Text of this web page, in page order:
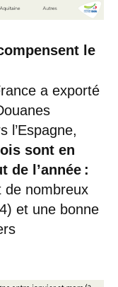
le
a exporté
l’Espagne,
sont en
de l’année :
de nombreux
et une bonne